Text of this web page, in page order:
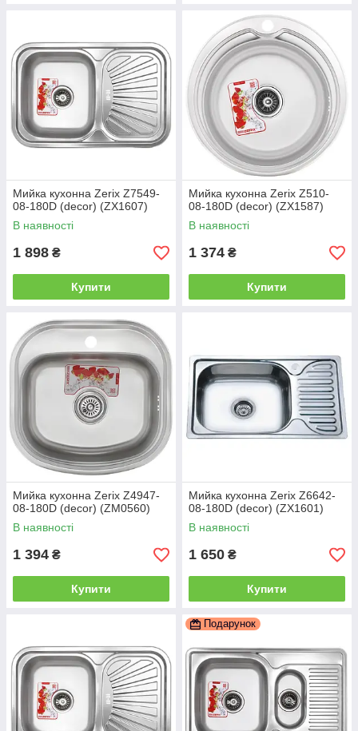
Мийка кухонна Zerix Z7549-
08-180D (decor) (ZX1607)
В наявності
1 898 ₴
Купити
Мийка кухонна Zerix Z510-
08-180D (decor) (ZX1587)
В наявності
1 374 ₴
Купити
Мийка кухонна Zerix Z4947-
08-180D (decor) (ZM0560)
В наявності
1 394 ₴
Купити
Мийка кухонна Zerix Z6642-
08-180D (decor) (ZX1601)
В наявності
1 650 ₴
Купити
Подарунок